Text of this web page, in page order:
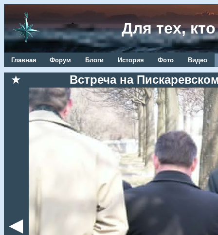
Для тех,
Главная Форум Блоги История Фото Видео
★ Встреча на
◄